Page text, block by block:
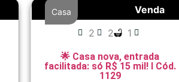
Venda
Casa
2 2 1
🌟 Casa nova, entrada
facilitada: só R$ 15 mil! I Cód.
1129